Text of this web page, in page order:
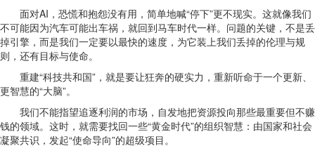
面对AI，恐慌和抱怨没有用，简单地喊“停下”更不现实。这就像我们
不可能因为汽车可能出车祸，就回到马车时代一样。问题的关键，不是丢
掉引擎，而是我们一定要以最快的速度，为它装上我们丢掉的伦理与规
则，还有目标与使命。
重建“科技共和国”，就是要让狂奔的硬实力，重新听命于一个更新、
更智慧的“大脑”。
我们不能指望追逐利润的市场，自发地把资源投向那些最重要但不赚
钱的领域。这时，就需要找回一些“黄金时代”的组织智慧：由国家和社会
凝聚共识，发起“使命导向”的超级项目。